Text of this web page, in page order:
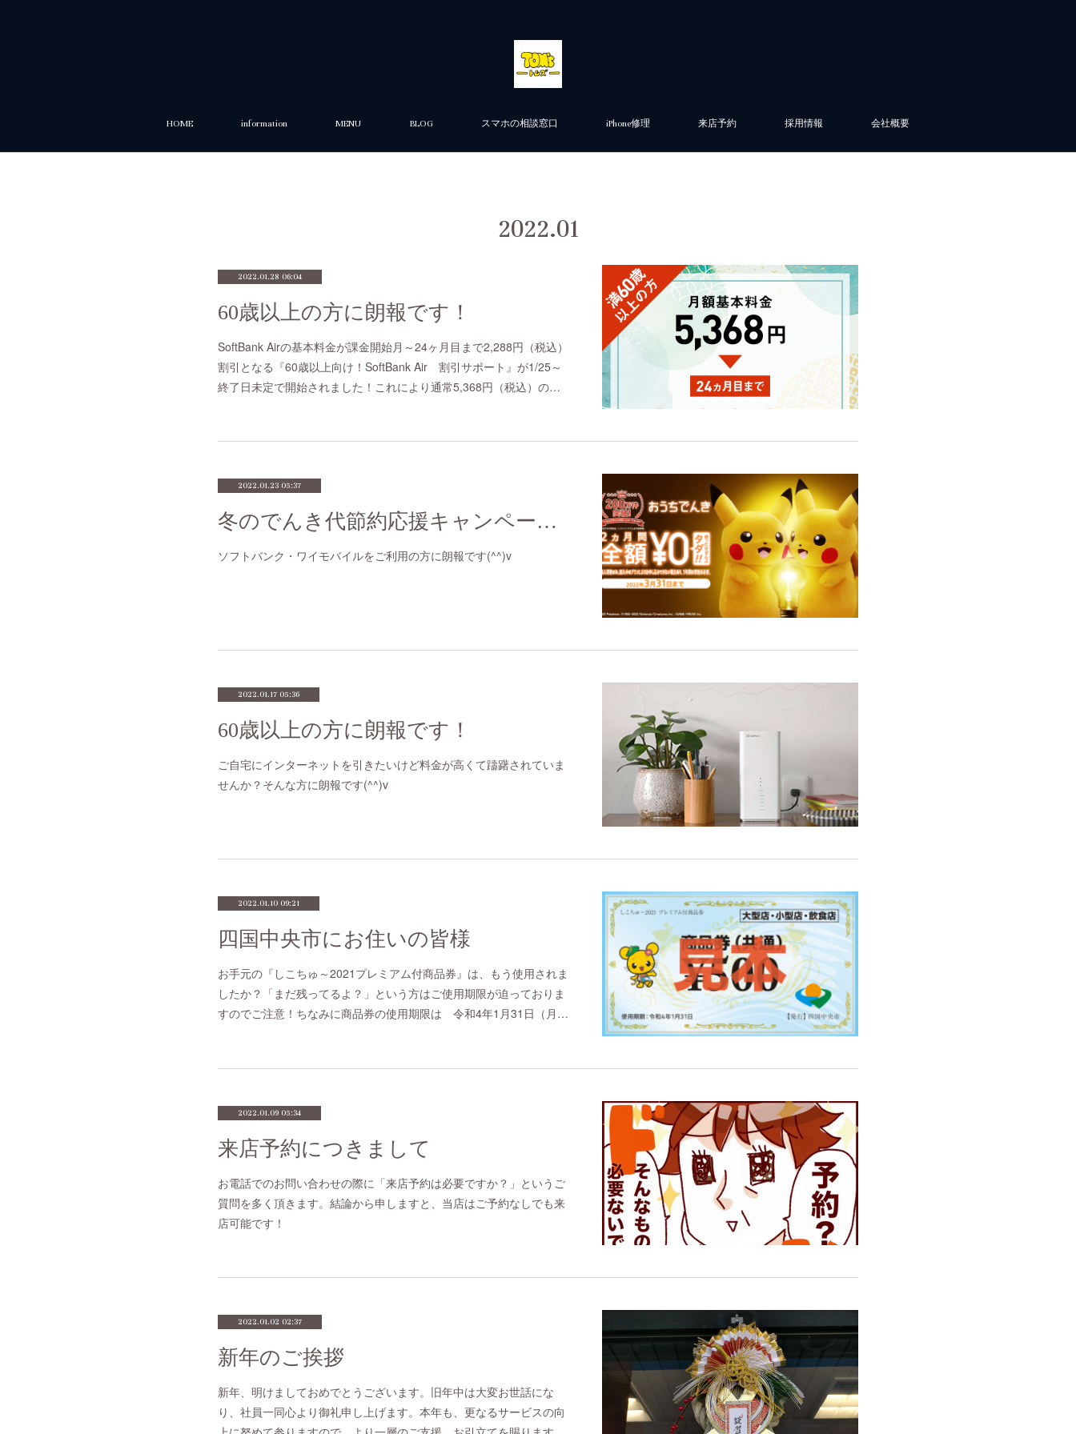
HOME information MENU BLOG スマホの相談窓口 iPhone修理 来店予約 採用情報 会社概要
2022.01
2022.01.28 06:04
60歳以上の方に朗報です！
SoftBank Airの基本料金が課金開始月～24ヶ月目まで2,288円（税込）
割引となる『60歳以上向け！SoftBank Air 割引サポート』が1/25～
終了日未定で開始されました！これにより通常5,368円（税込）の…
2022.01.23 05:37
冬のでんき代節約応援キャンペーン2022
ソフトバンク・ワイモバイルをご利用の方に朗報です(^^)v
2022.01.17 05:36
60歳以上の方に朗報です！
ご自宅にインターネットを引きたいけど料金が高くて躊躇されていま
せんか？そんな方に朗報です(^^)v
2022.01.10 09:21
四国中央市にお住いの皆様
お手元の『しこちゅ～2021プレミアム付商品券』は、もう使用されま
したか？「まだ残ってるよ？」という方はご使用期限が迫っておりま
すのでご注意！ちなみに商品券の使用期限は 令和4年1月31日（月…
2022.01.09 05:34
来店予約につきまして
お電話でのお問い合わせの際に「来店予約は必要ですか？」というご
質問を多く頂きます。結論から申しますと、当店はご予約なしでも来
店可能です！
2022.01.02 02:37
新年のご挨拶
新年、明けましておめでとうございます。旧年中は大変お世話にな
り、社員一同心より御礼申し上げます。本年も、更なるサービスの向